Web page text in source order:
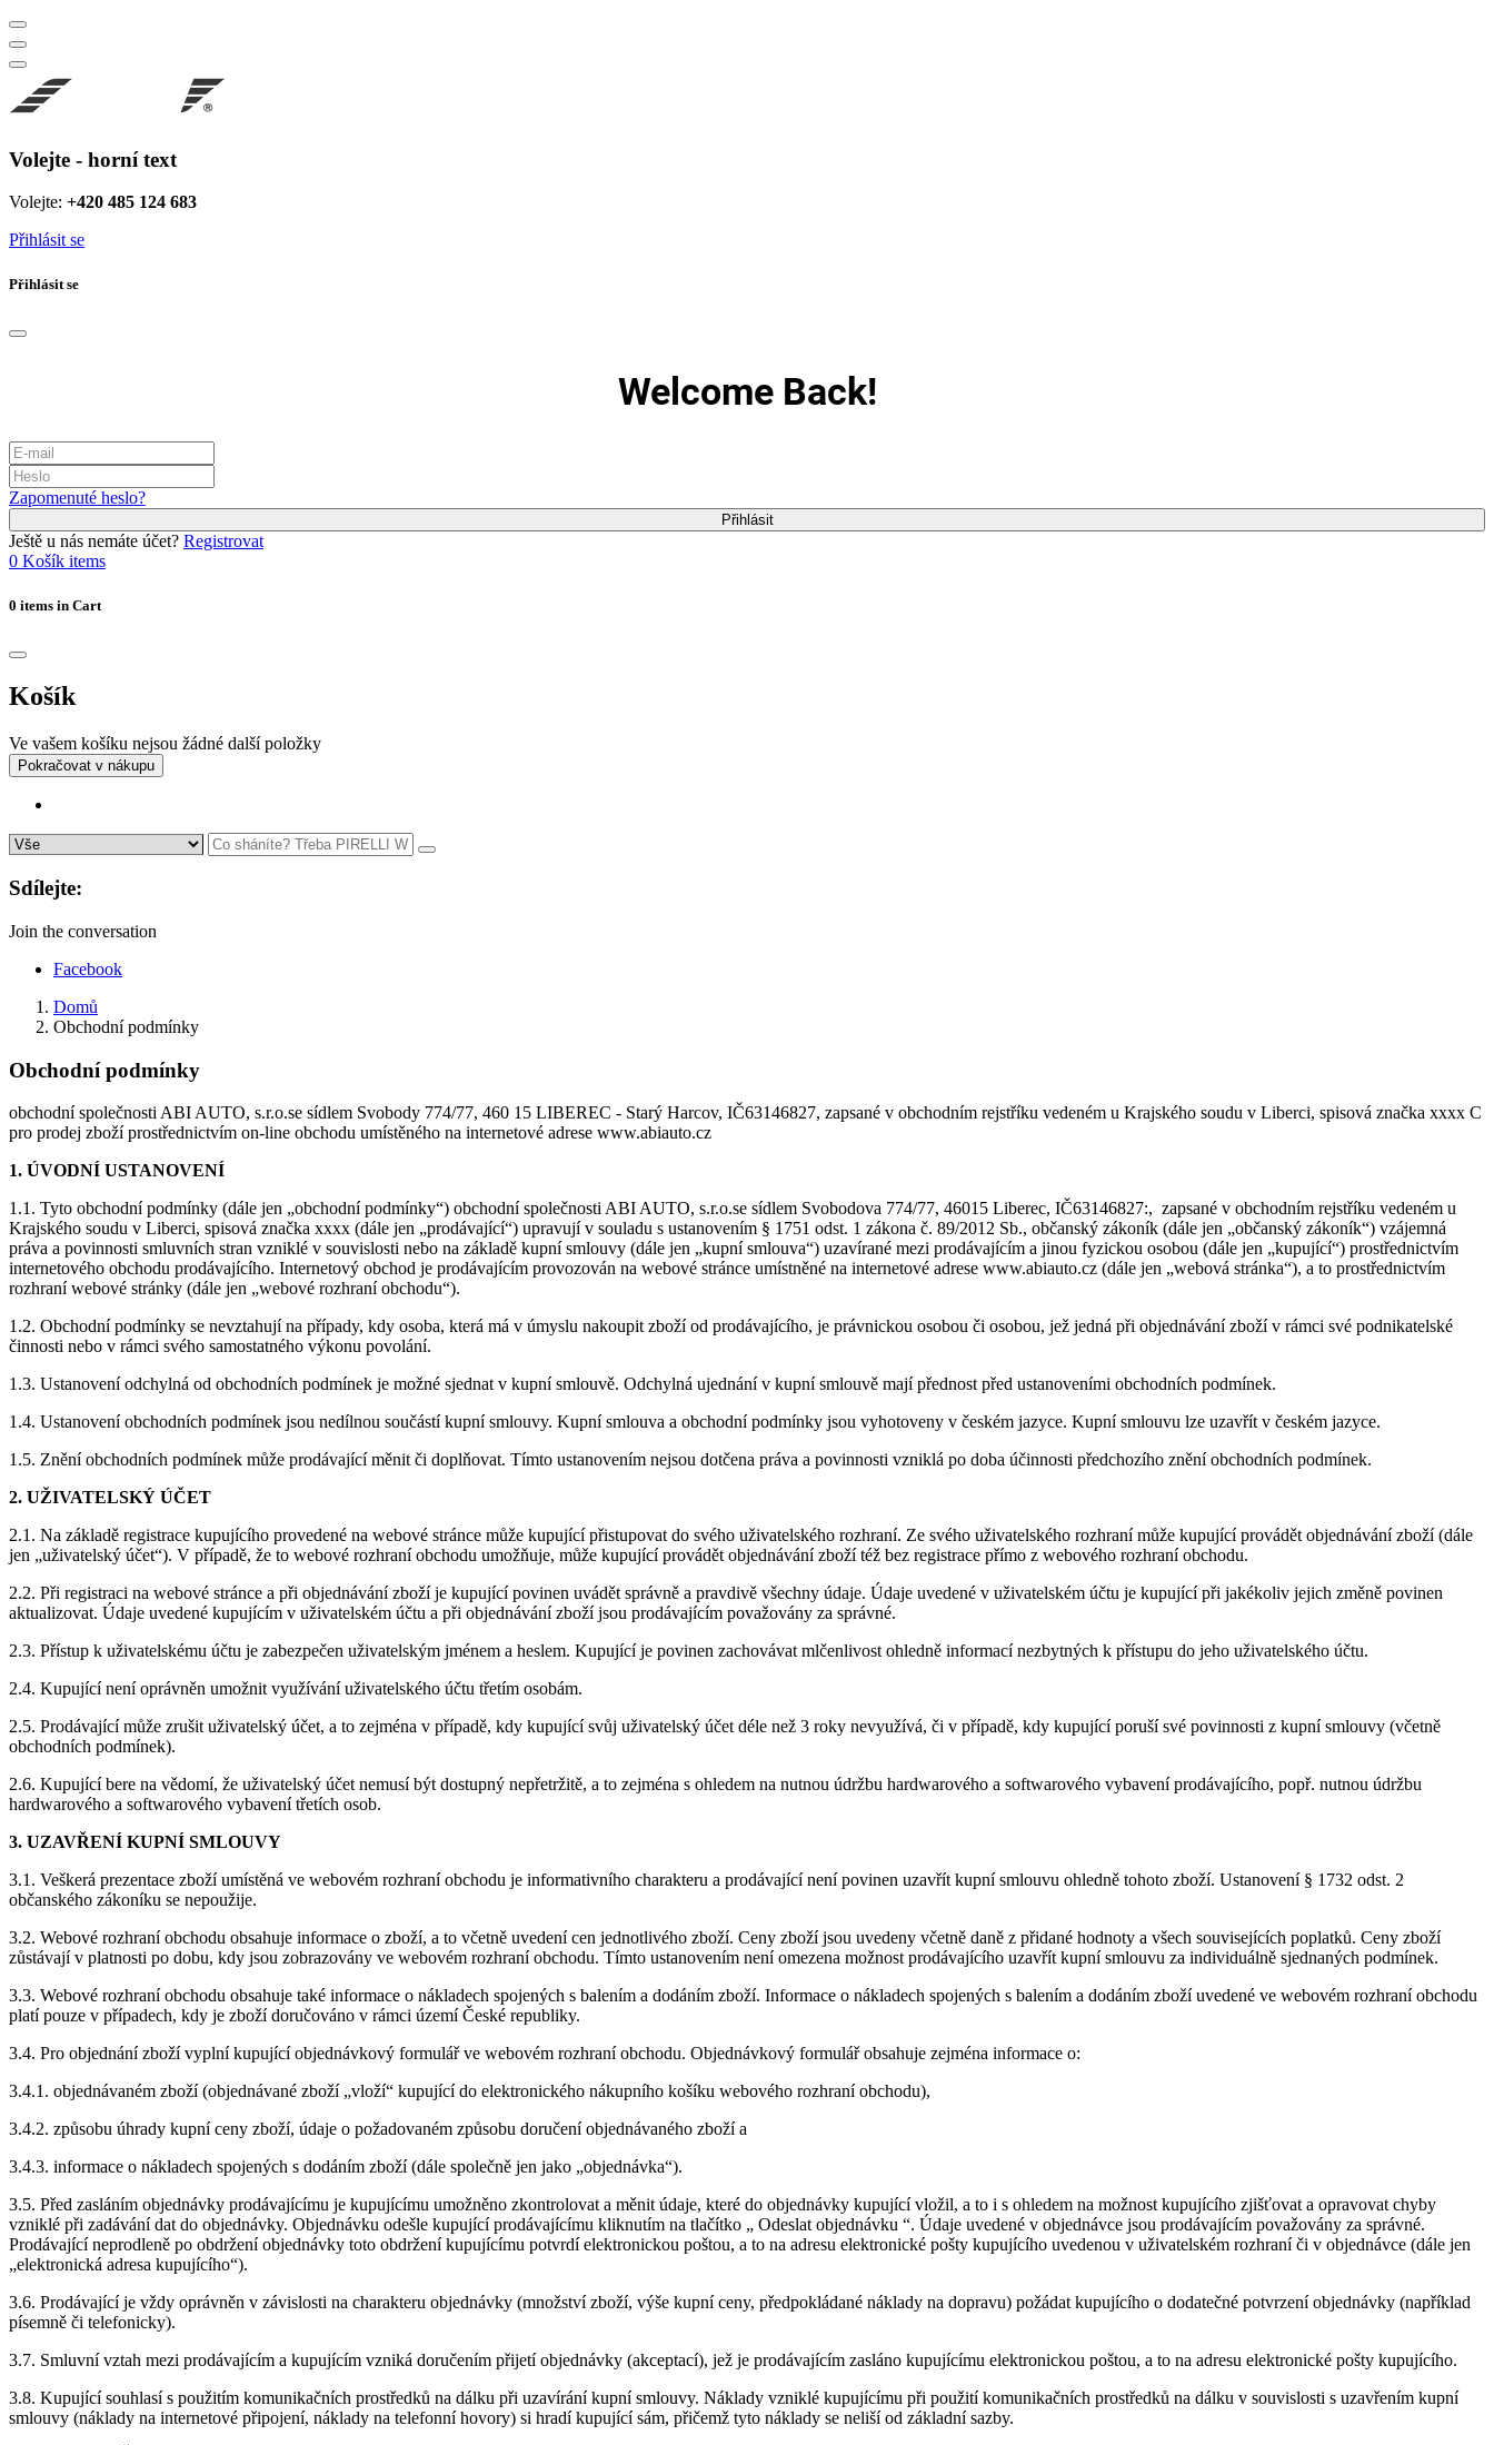
Volejte - horní text
Volejte: +420 485 124 683
Přihlásit se
Přihlásit se
Welcome Back!
Zapomenuté heslo?
Přihlásit
Ještě u nás nemáte účet? Registrovat
0 Košík items
0 items in Cart
Košík
Ve vašem košíku nejsou žádné další položky
Pokračovat v nákupu
Sdílejte:
Join the conversation
Facebook
Domů
Obchodní podmínky
Obchodní podmínky
obchodní společnosti ABI AUTO, s.r.o.se sídlem Svobody 774/77, 460 15 LIBEREC - Starý Harcov, IČ63146827, zapsané v obchodním rejstříku vedeném u Krajského soudu v Liberci, spisová značka xxxx C
pro prodej zboží prostřednictvím on-line obchodu umístěného na internetové adrese www.abiauto.cz
1. ÚVODNÍ USTANOVENÍ
1.1. Tyto obchodní podmínky (dále jen „obchodní podmínky“) obchodní společnosti ABI AUTO, s.r.o.se sídlem Svobodova 774/77, 46015 Liberec, IČ63146827:, zapsané v obchodním rejstříku vedeném u
Krajského soudu v Liberci, spisová značka xxxx (dále jen „prodávající“) upravují v souladu s ustanovením § 1751 odst. 1 zákona č. 89/2012 Sb., občanský zákoník (dále jen „občanský zákoník“) vzájemná
práva a povinnosti smluvních stran vzniklé v souvislosti nebo na základě kupní smlouvy (dále jen „kupní smlouva“) uzavírané mezi prodávajícím a jinou fyzickou osobou (dále jen „kupující“) prostřednictvím
internetového obchodu prodávajícího. Internetový obchod je prodávajícím provozován na webové stránce umístněné na internetové adrese www.abiauto.cz (dále jen „webová stránka“), a to prostřednictvím
rozhraní webové stránky (dále jen „webové rozhraní obchodu“).
1.2. Obchodní podmínky se nevztahují na případy, kdy osoba, která má v úmyslu nakoupit zboží od prodávajícího, je právnickou osobou či osobou, jež jedná při objednávání zboží v rámci své podnikatelské
činnosti nebo v rámci svého samostatného výkonu povolání.
1.3. Ustanovení odchylná od obchodních podmínek je možné sjednat v kupní smlouvě. Odchylná ujednání v kupní smlouvě mají přednost před ustanoveními obchodních podmínek.
1.4. Ustanovení obchodních podmínek jsou nedílnou součástí kupní smlouvy. Kupní smlouva a obchodní podmínky jsou vyhotoveny v českém jazyce. Kupní smlouvu lze uzavřít v českém jazyce.
1.5. Znění obchodních podmínek může prodávající měnit či doplňovat. Tímto ustanovením nejsou dotčena práva a povinnosti vzniklá po doba účinnosti předchozího znění obchodních podmínek.
2. UŽIVATELSKÝ ÚČET
2.1. Na základě registrace kupujícího provedené na webové stránce může kupující přistupovat do svého uživatelského rozhraní. Ze svého uživatelského rozhraní může kupující provádět objednávání zboží (dále
jen „uživatelský účet“). V případě, že to webové rozhraní obchodu umožňuje, může kupující provádět objednávání zboží též bez registrace přímo z webového rozhraní obchodu.
2.2. Při registraci na webové stránce a při objednávání zboží je kupující povinen uvádět správně a pravdivě všechny údaje. Údaje uvedené v uživatelském účtu je kupující při jakékoliv jejich změně povinen
aktualizovat. Údaje uvedené kupujícím v uživatelském účtu a při objednávání zboží jsou prodávajícím považovány za správné.
2.3. Přístup k uživatelskému účtu je zabezpečen uživatelským jménem a heslem. Kupující je povinen zachovávat mlčenlivost ohledně informací nezbytných k přístupu do jeho uživatelského účtu.
2.4. Kupující není oprávněn umožnit využívání uživatelského účtu třetím osobám.
2.5. Prodávající může zrušit uživatelský účet, a to zejména v případě, kdy kupující svůj uživatelský účet déle než 3 roky nevyužívá, či v případě, kdy kupující poruší své povinnosti z kupní smlouvy (včetně
obchodních podmínek).
2.6. Kupující bere na vědomí, že uživatelský účet nemusí být dostupný nepřetržitě, a to zejména s ohledem na nutnou údržbu hardwarového a softwarového vybavení prodávajícího, popř. nutnou údržbu
hardwarového a softwarového vybavení třetích osob.
3. UZAVŘENÍ KUPNÍ SMLOUVY
3.1. Veškerá prezentace zboží umístěná ve webovém rozhraní obchodu je informativního charakteru a prodávající není povinen uzavřít kupní smlouvu ohledně tohoto zboží. Ustanovení § 1732 odst. 2
občanského zákoníku se nepoužije.
3.2. Webové rozhraní obchodu obsahuje informace o zboží, a to včetně uvedení cen jednotlivého zboží. Ceny zboží jsou uvedeny včetně daně z přidané hodnoty a všech souvisejících poplatků. Ceny zboží
zůstávají v platnosti po dobu, kdy jsou zobrazovány ve webovém rozhraní obchodu. Tímto ustanovením není omezena možnost prodávajícího uzavřít kupní smlouvu za individuálně sjednaných podmínek.
3.3. Webové rozhraní obchodu obsahuje také informace o nákladech spojených s balením a dodáním zboží. Informace o nákladech spojených s balením a dodáním zboží uvedené ve webovém rozhraní obchodu
platí pouze v případech, kdy je zboží doručováno v rámci území České republiky.
3.4. Pro objednání zboží vyplní kupující objednávkový formulář ve webovém rozhraní obchodu. Objednávkový formulář obsahuje zejména informace o:
3.4.1. objednávaném zboží (objednávané zboží „vloží“ kupující do elektronického nákupního košíku webového rozhraní obchodu),
3.4.2. způsobu úhrady kupní ceny zboží, údaje o požadovaném způsobu doručení objednávaného zboží a
3.4.3. informace o nákladech spojených s dodáním zboží (dále společně jen jako „objednávka“).
3.5. Před zasláním objednávky prodávajícímu je kupujícímu umožněno zkontrolovat a měnit údaje, které do objednávky kupující vložil, a to i s ohledem na možnost kupujícího zjišťovat a opravovat chyby
vzniklé při zadávání dat do objednávky. Objednávku odešle kupující prodávajícímu kliknutím na tlačítko „ Odeslat objednávku “. Údaje uvedené v objednávce jsou prodávajícím považovány za správné.
Prodávající neprodleně po obdržení objednávky toto obdržení kupujícímu potvrdí elektronickou poštou, a to na adresu elektronické pošty kupujícího uvedenou v uživatelském rozhraní či v objednávce (dále jen
„elektronická adresa kupujícího“).
3.6. Prodávající je vždy oprávněn v závislosti na charakteru objednávky (množství zboží, výše kupní ceny, předpokládané náklady na dopravu) požádat kupujícího o dodatečné potvrzení objednávky (například
písemně či telefonicky).
3.7. Smluvní vztah mezi prodávajícím a kupujícím vzniká doručením přijetí objednávky (akceptací), jež je prodávajícím zasláno kupujícímu elektronickou poštou, a to na adresu elektronické pošty kupujícího.
3.8. Kupující souhlasí s použitím komunikačních prostředků na dálku při uzavírání kupní smlouvy. Náklady vzniklé kupujícímu při použití komunikačních prostředků na dálku v souvislosti s uzavřením kupní
smlouvy (náklady na internetové připojení, náklady na telefonní hovory) si hradí kupující sám, přičemž tyto náklady se neliší od základní sazby.